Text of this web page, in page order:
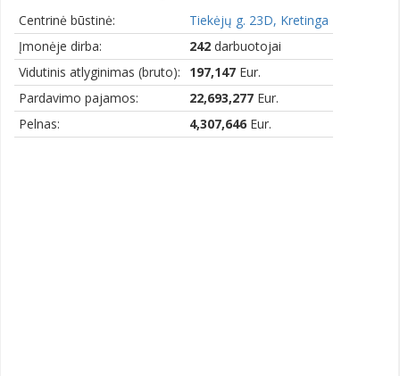
Centrinė būstinė:
Tiekėjų g. 23D, Kretinga
Įmonėje dirba:
242 darbuotojai
Vidutinis atlyginimas (bruto):
197,147 Eur.
Pardavimo pajamos:
22,693,277 Eur.
Pelnas:
4,307,646 Eur.